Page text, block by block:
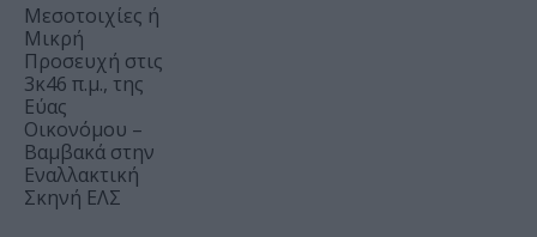
Μεσοτοιχίες ή
Μικρή
Προσευχή στις
3κ46 π.μ., της
Εύας
Οικονόμου –
Βαμβακά στην
Εναλλακτική
Σκηνή ΕΛΣ